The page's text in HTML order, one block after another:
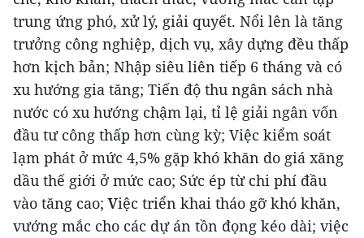
trung ứng phó, xử lý, giải quyết. Nổi lên là tăng
trưởng công nghiệp, dịch vụ, xây dựng đều thấp
hơn kịch bản; Nhập siêu liên tiếp 6 tháng và có
xu hướng gia tăng; Tiến độ thu ngân sách nhà
nước có xu hướng chậm lại, tỉ lệ giải ngân vốn
đầu tư công thấp hơn cùng kỳ; Việc kiểm soát
lạm phát ở mức 4,5% gặp khó khăn do giá xăng
dầu thế giới ở mức cao; Sức ép từ chi phí đầu
vào tăng cao;Việc triển khai tháo gỡ khó khăn,
vướng mắc cho các dự án tồn đọng kéo dài; việc